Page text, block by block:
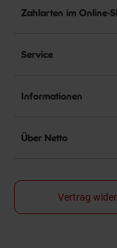
Zahlarten im Online-
Service
Informationen
Über Netto
Vertrag